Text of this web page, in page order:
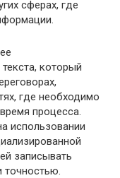
сферах, где
который
где необходимо
процесса.
использовании
записывать